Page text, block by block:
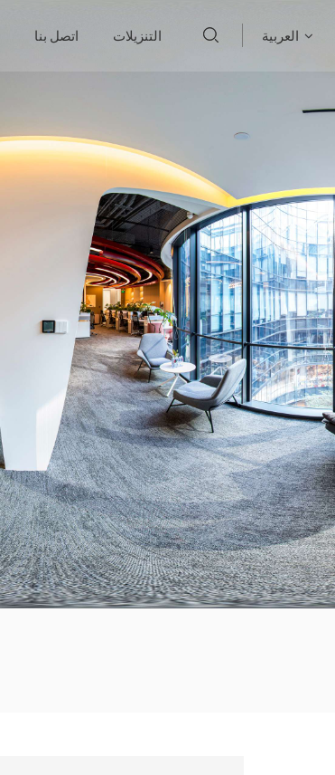
اتصل بنا التنزيلات العربية
Deutsch
русский
italiano
español
português
العربية
한국의
Tiếng việt
Indonesia
中文